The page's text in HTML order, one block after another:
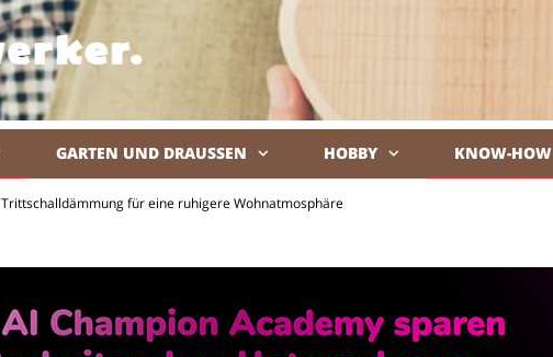
GARTEN UND DRAUSSEN HOBBY KNOW-HOW
Trittschalldämmung für eine ruhigere Wohnatmosphäre